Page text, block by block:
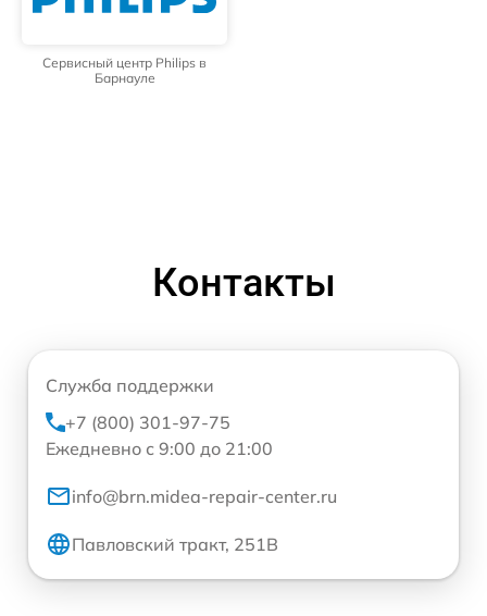
Сервисный центр Philips в
Барнауле
Контакты
Служба поддержки
+7 (800) 301-97-75
Ежедневно с 9:00 до 21:00
info@brn.midea-repair-center.ru
Павловский тракт, 251В